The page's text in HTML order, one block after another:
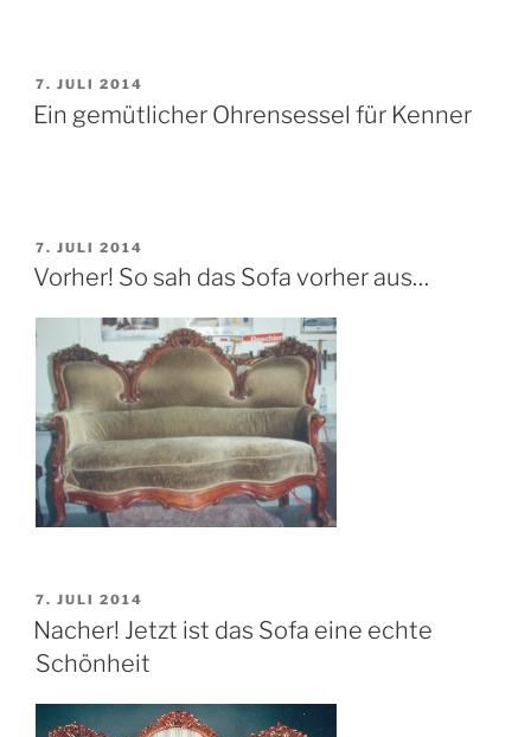
VERÖFFENTLICHT
AM
7. JULI 2014
Ein gemütlicher Ohrensessel für Kenner
VERÖFFENTLICHT
AM
7. JULI 2014
Vorher! So sah das Sofa vorher aus…
VERÖFFENTLICHT
AM
7. JULI 2014
Nacher! Jetzt ist das Sofa eine echte
Schönheit